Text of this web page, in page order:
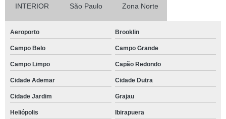
INTERIOR São Paulo Zona Norte
Aeroporto Brooklin
Campo Belo Campo Grande
Campo Limpo Capão Redondo
Cidade Ademar Cidade Dutra
Cidade Jardim Grajau
Heliópolis Ibirapuera